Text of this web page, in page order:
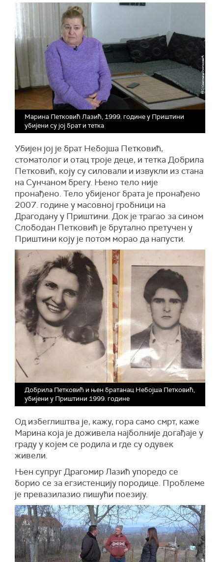
Марина Петковић Лазић, 1999. године у Приштини
убијени су јој брат и тетка
Убијен јој је брат Небојша Петковић,
стоматолог и отац троје деце, и тетка Добрила
Петковић, коју су силовали и извукли из стана
на Сунчаном брегу. Њено тело није
пронађено. Тело убијеног брата је пронађено
2007. године у масовној гробници на
Драгодану у Приштини. Док је трагао за сином
Слободан Петковић је брутално претучен у
Приштини коју је потом морао да напусти.
Добрила Петковић и њен братанац Небојша Петковић,
убијени у Приштини 1999. године
Од избеглиштва је, кажу, гора само смрт, каже
Марина која је доживела најболније догађаје у
граду у којем се родила и где су одувек
живели.
Њен супруг Драгомир Лазић упоредо се
борио се за егзистенцију породице. Проблеме
је превазилазио пишући поезију.